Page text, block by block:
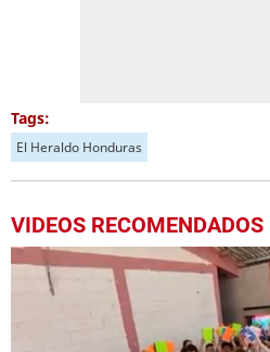
Tags:
El Heraldo Honduras
VIDEOS RECOMENDADOS